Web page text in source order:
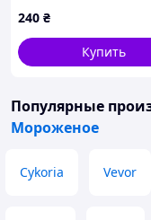
240 ₴
Купить
Популярные
Мороженое
Cykoria Vevor